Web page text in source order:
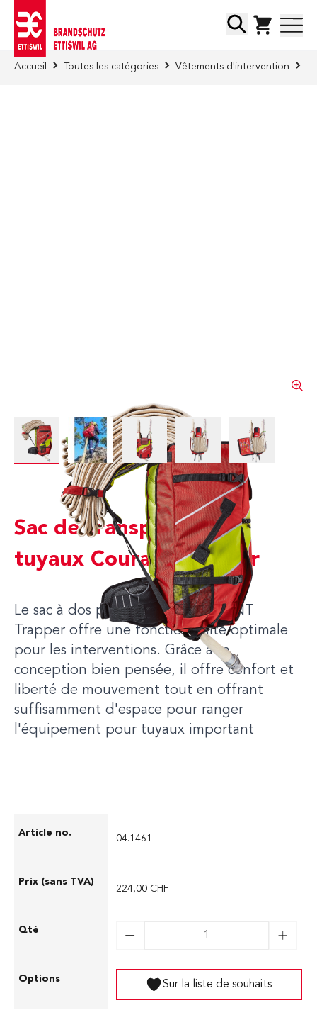
Chercher
Accueil Toutes les catégories Vêtements d'intervention
View larger imageView larger imageView larger imageView larger image
View larger
Sac de transport pour
tuyaux Courant Trapper
Le sac à dos porte-tuyaux COURANT
Trapper offre une fonctionnalité optimale
pour les interventions. Grâce à sa
conception bien pensée, il offre confort et
liberté de mouvement tout en offrant
suffisamment d'espace pour ranger
l'équipement pour tuyaux important
04.1461
224,00 CHF
Sur la liste de souhaits